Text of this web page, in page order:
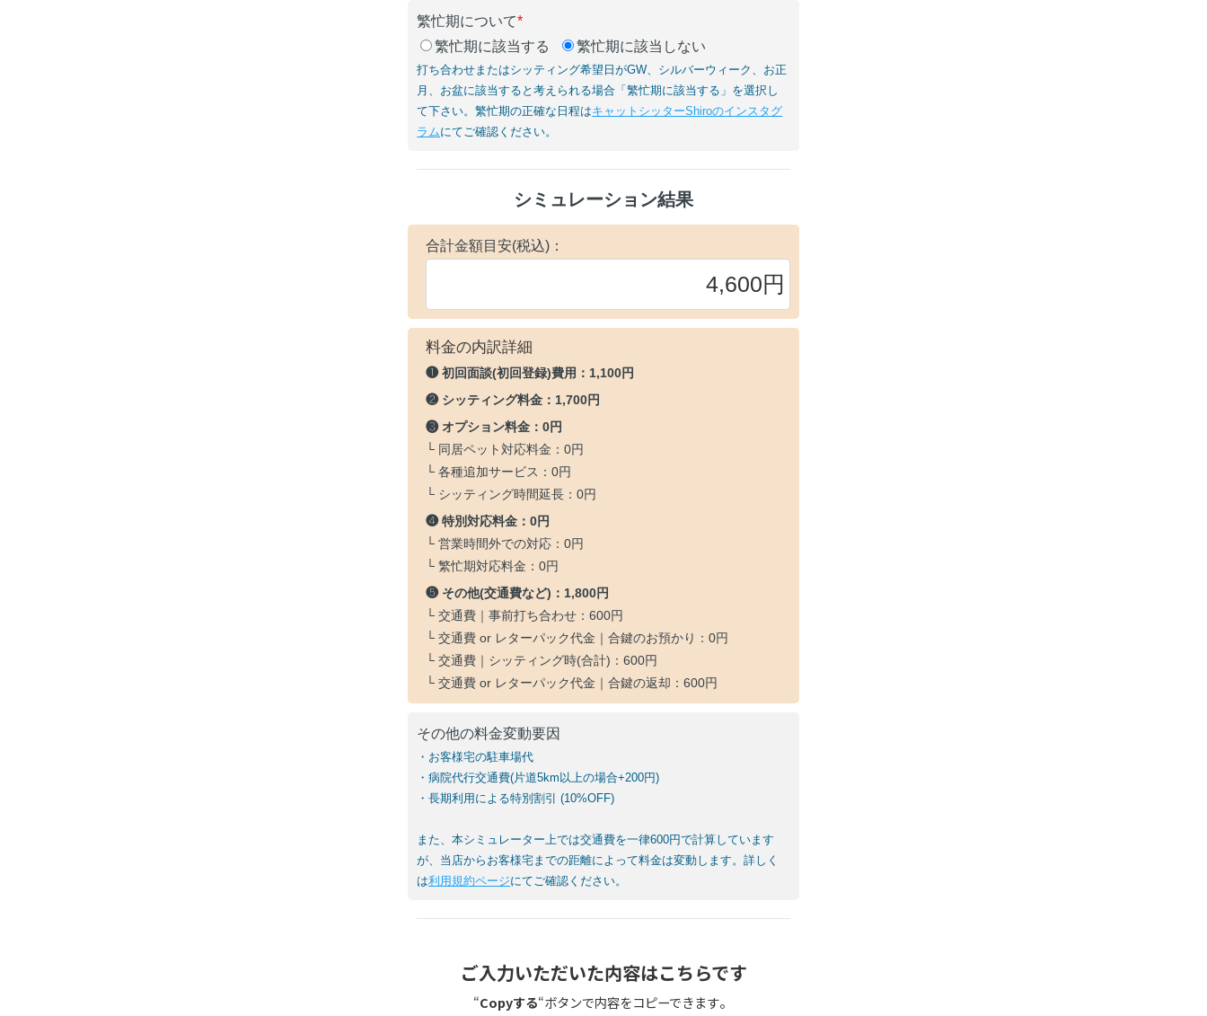
繁忙期について*
繁忙期に該当する
繁忙期に該当しない
打ち合わせまたはシッティング希望日がGW、シルバーウィーク、お正
月、お盆に該当すると考えられる場合「繁忙期に該当する」を選択し
て下さい。繁忙期の正確な日程はキャットシッターShiroのインスタグ
ラムにてご確認ください。
シミュレーション結果
合計金額目安(税込)：
料金の内訳詳細
❶ 初回面談(初回登録)費用： 1,100円
❷ シッティング料金： 1,700円
❸ オプション料金：0円
└ 同居ペット対応料金：0円
└ 各種追加サービス：0円
└ シッティング時間延長：0円
❹ 特別対応料金：0円
└ 営業時間外での対応：0円
└ 繁忙期対応料金：0円
❺ その他(交通費など)： 1,800円
└ 交通費｜事前打ち合わせ：600円
└ 交通費 or レターパック代金｜合鍵のお預かり：0円
└ 交通費｜シッティング時(合計)：600円
└ 交通費 or レターパック代金｜合鍵の返却：600円
その他の料金変動要因
・お客様宅の駐車場代
・病院代行交通費(片道5km以上の場合+200円)
・長期利用による特別割引 (10%OFF)
また、本シミュレーター上では交通費を一律600円で計算しています
が、当店からお客様宅までの距離によって料金は変動します。詳しく
は利用規約ページにてご確認ください。
ご入力いただいた内容はこちらです
“Copyする“ボタンで内容をコピーできます。